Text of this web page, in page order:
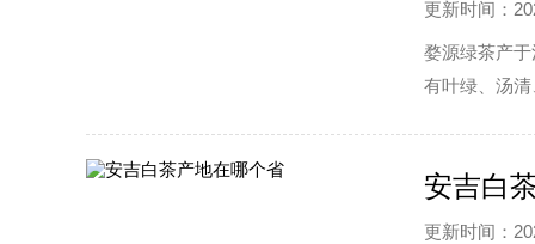
更新时间：
婺源绿茶产
有叶绿、汤
安吉白
更新时间：